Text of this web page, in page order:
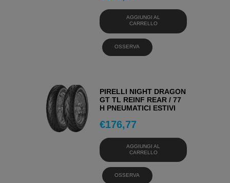
AGGIUNGI AL
CARRELLO
OSSERVA
PIRELLI NIGHT DRAGON
GT TL REINF REAR / 77
H PNEUMATICI ESTIVI
€176,77
AGGIUNGI AL
CARRELLO
OSSERVA